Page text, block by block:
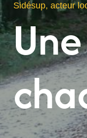
Sidésup, acteur